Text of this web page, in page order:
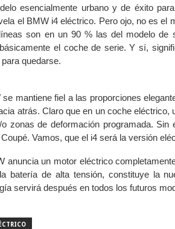
esencialmente urbano y de éxito
el BMW i4 eléctrico. Pero ojo, no es el
son en un 90 % las del modelo de
el coche de serie. Y sí,
quedarse.
mantiene fiel a las proporciones
atrás. Claro que en un coche eléctrico,
zonas de deformación programada. Sin
Vamos, que el i4 será la versión
anuncia un motor eléctrico
batería de alta tensión, constituye la
servirá después en todos los futuros